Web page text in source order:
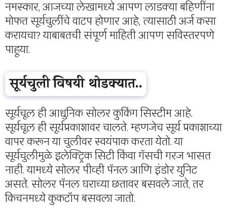
नमस्कार, आजच्या लेखामध्ये आपण लाडक्या बहिणींना
मोफत सूर्यचुलींचे वाटप होणार आहे, त्यासाठी अर्ज कसा
करायचा? याबाबतची संपूर्ण माहिती आपण सविस्तरपणे
पाहूया.
सूर्यचुली विषयी थोडक्यात..
सूर्यचूल ही आधुनिक सोलर कुकिंग सिस्टीम आहे.
सूर्यचूल ही सूर्यप्रकाशावर चालते. म्हणजेच सूर्य प्रकाशाच्या
वापर करून या चुलीवर स्वयंपाक करता येतो. या
सूर्यचुलीमुळे इलेक्ट्रिक सिटी किंवा गॅसची गरज भासत
नाही. यामध्ये सोलर पीव्ही पॅनल आणि इंडोर युनिट
असते. सोलर पॅनल घराच्या छतावर बसवले जाते, तर
किचनमध्ये कुकटॉप बसवला जातो.